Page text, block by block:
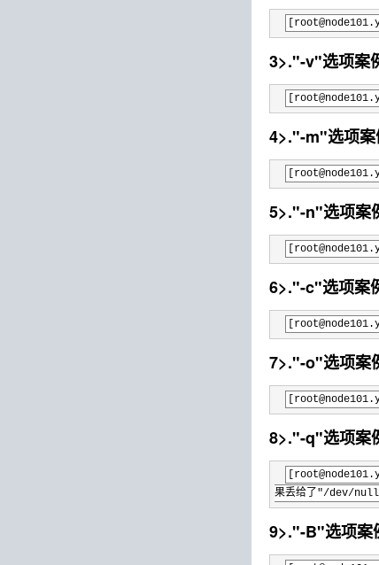
3>."-v"选项案
4>."-m"选项案
5>."-n"选项案
6>."-c"选项案
7>."-o"选项案
8>."-q"选项案
果丢给了"/dev/
9>."-B"选项案